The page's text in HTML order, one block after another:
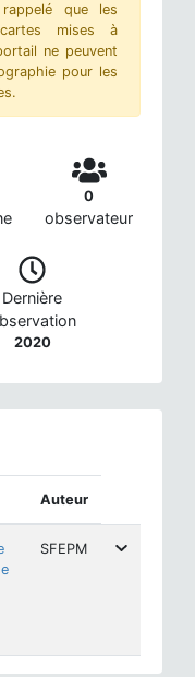
que les
mises à
ne peuvent
pour les
0
observateur
Dernière
2020
Auteur
SFEPM